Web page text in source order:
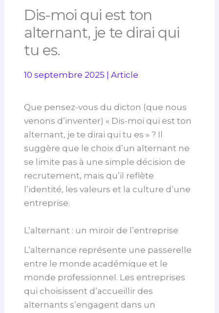
Dis-moi qui est ton
alternant, je te dirai qui
tu es.
10 septembre 2025 |Article
Que pensez-vous du dicton (que nous
venons d’inventer) « Dis-moi qui est ton
alternant, je te dirai qui tu es » ? Il
suggère que le choix d’un alternant ne
se limite pas à une simple décision de
recrutement, mais qu’il reflète
l’identité, les valeurs et la culture d’une
entreprise.
L’alternant : un miroir de l’entreprise
L’alternance représente une passerelle
entre le monde académique et le
monde professionnel. Les entreprises
qui choisissent d’accueillir des
alternants s’engagent dans un